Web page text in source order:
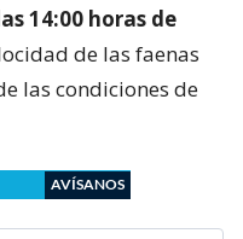
14:00 horas de
de las faenas
las condiciones de
AVÍSANOS